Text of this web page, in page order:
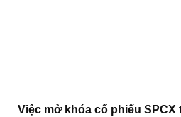
Việc mở khóa cổ phiếu